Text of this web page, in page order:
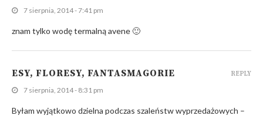
7 sierpnia, 2014 - 7:41 pm
znam tylko wodę termalną avene 🙂
ESY, FLORESY, FANTASMAGORIE
7 sierpnia, 2014 - 8:31 pm
Byłam wyjątkowo dzielna podczas szaleństw wyprzedażowych –
REPLY